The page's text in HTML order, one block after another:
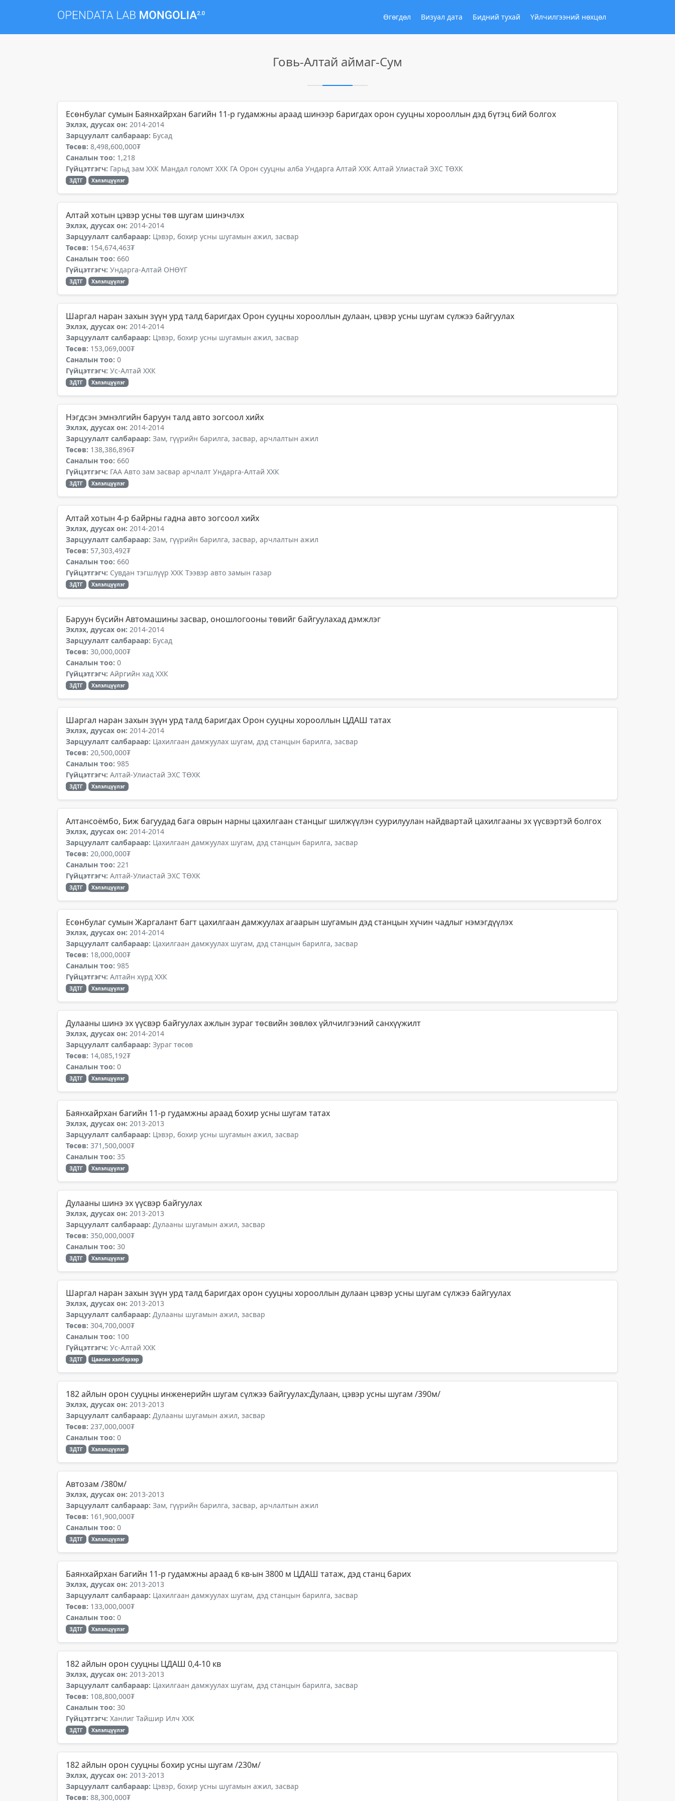
Өгөгдөл Визуал дата Бидний тухай Үйлчилгээний нөхцөл
Говь-Алтай аймаг-Сум
Есөнбулаг сумын Баянхайрхан багийн 11-р гудамжны араад шинээр баригдах орон сууцны хорооллын дэд бүтэц бий болгох
Эхлэх, дуусах он: 2014-2014
Зарцуулалт салбараар: Бусад
Төсөв: 8,498,600,000₮
Саналын тоо: 1,218
Гүйцэтгэгч: Гарьд зам ХХК Мандал голомт ХХК ГА Орон сууцны алба Ундарга Алтай ХХК Алтай Улиастай ЭХС ТӨХК
ЗДТГ Хэлэлцүүлэг
Алтай хотын цэвэр усны төв шугам шинэчлэх
Эхлэх, дуусах он: 2014-2014
Зарцуулалт салбараар: Цэвэр, бохир усны шугамын ажил, засвар
Төсөв: 154,674,463₮
Саналын тоо: 660
Гүйцэтгэгч: Ундарга-Алтай ОНӨҮГ
ЗДТГ Хэлэлцүүлэг
Шаргал наран захын зүүн урд талд баригдах Орон сууцны хорооллын дулаан, цэвэр усны шугам сүлжээ байгуулах
Эхлэх, дуусах он: 2014-2014
Зарцуулалт салбараар: Цэвэр, бохир усны шугамын ажил, засвар
Төсөв: 153,069,000₮
Саналын тоо: 0
Гүйцэтгэгч: Ус-Алтай ХХК
ЗДТГ Хэлэлцүүлэг
Нэгдсэн эмнэлгийн баруун талд авто зогсоол хийх
Эхлэх, дуусах он: 2014-2014
Зарцуулалт салбараар: Зам, гүүрийн барилга, засвар, арчлалтын ажил
Төсөв: 138,386,896₮
Саналын тоо: 660
Гүйцэтгэгч: ГАА Авто зам засвар арчлалт Ундарга-Алтай ХХК
ЗДТГ Хэлэлцүүлэг
Алтай хотын 4-р байрны гадна авто зогсоол хийх
Эхлэх, дуусах он: 2014-2014
Зарцуулалт салбараар: Зам, гүүрийн барилга, засвар, арчлалтын ажил
Төсөв: 57,303,492₮
Саналын тоо: 660
Гүйцэтгэгч: Сувдан тэгшлүүр ХХК Тээвэр авто замын газар
ЗДТГ Хэлэлцүүлэг
Баруун бүсийн Автомашины засвар, оношлогооны төвийг байгуулахад дэмжлэг
Эхлэх, дуусах он: 2014-2014
Зарцуулалт салбараар: Бусад
Төсөв: 30,000,000₮
Саналын тоо: 0
Гүйцэтгэгч: Айргийн хад ХХК
ЗДТГ Хэлэлцүүлэг
Шаргал наран захын зүүн урд талд баригдах Орон сууцны хорооллын ЦДАШ татах
Эхлэх, дуусах он: 2014-2014
Зарцуулалт салбараар: Цахилгаан дамжуулах шугам, дэд станцын барилга, засвар
Төсөв: 20,500,000₮
Саналын тоо: 985
Гүйцэтгэгч: Алтай-Улиастай ЭХС ТӨХК
ЗДТГ Хэлэлцүүлэг
Алтансоёмбо, Биж багуудад бага оврын нарны цахилгаан станцыг шилжүүлэн суурилуулан найдвартай цахилгааны эх үүсвэртэй болгох
Эхлэх, дуусах он: 2014-2014
Зарцуулалт салбараар: Цахилгаан дамжуулах шугам, дэд станцын барилга, засвар
Төсөв: 20,000,000₮
Саналын тоо: 221
Гүйцэтгэгч: Алтай-Улиастай ЭХС ТӨХК
ЗДТГ Хэлэлцүүлэг
Есөнбулаг сумын Жаргалант багт цахилгаан дамжуулах агаарын шугамын дэд станцын хүчин чадлыг нэмэгдүүлэх
Эхлэх, дуусах он: 2014-2014
Зарцуулалт салбараар: Цахилгаан дамжуулах шугам, дэд станцын барилга, засвар
Төсөв: 18,000,000₮
Саналын тоо: 985
Гүйцэтгэгч: Алтайн хүрд ХХК
ЗДТГ Хэлэлцүүлэг
Дулааны шинэ эх үүсвэр байгуулах ажлын зураг төсвийн зөвлөх үйлчилгээний санхүүжилт
Эхлэх, дуусах он: 2014-2014
Зарцуулалт салбараар: Зураг төсөв
Төсөв: 14,085,192₮
Саналын тоо: 0
ЗДТГ Хэлэлцүүлэг
Баянхайрхан багийн 11-р гудамжны араад бохир усны шугам татах
Эхлэх, дуусах он: 2013-2013
Зарцуулалт салбараар: Цэвэр, бохир усны шугамын ажил, засвар
Төсөв: 371,500,000₮
Саналын тоо: 35
ЗДТГ Хэлэлцүүлэг
Дулааны шинэ эх үүсвэр байгуулах
Эхлэх, дуусах он: 2013-2013
Зарцуулалт салбараар: Дулааны шугамын ажил, засвар
Төсөв: 350,000,000₮
Саналын тоо: 30
ЗДТГ Хэлэлцүүлэг
Шаргал наран захын зүүн урд талд баригдах орон сууцны хорооллын дулаан цэвэр усны шугам сүлжээ байгуулах
Эхлэх, дуусах он: 2013-2013
Зарцуулалт салбараар: Дулааны шугамын ажил, засвар
Төсөв: 304,700,000₮
Саналын тоо: 100
Гүйцэтгэгч: Ус-Алтай ХХК
ЗДТГ Цаасан хэлбэрээр
182 айлын орон сууцны инженерийн шугам сүлжээ байгуулах:Дулаан, цэвэр усны шугам /390м/
Эхлэх, дуусах он: 2013-2013
Зарцуулалт салбараар: Дулааны шугамын ажил, засвар
Төсөв: 237,000,000₮
Саналын тоо: 0
ЗДТГ Хэлэлцүүлэг
Автозам /380м/
Эхлэх, дуусах он: 2013-2013
Зарцуулалт салбараар: Зам, гүүрийн барилга, засвар, арчлалтын ажил
Төсөв: 161,900,000₮
Саналын тоо: 0
ЗДТГ Хэлэлцүүлэг
Баянхайрхан багийн 11-р гудамжны араад 6 кв-ын 3800 м ЦДАШ татаж, дэд станц барих
Эхлэх, дуусах он: 2013-2013
Зарцуулалт салбараар: Цахилгаан дамжуулах шугам, дэд станцын барилга, засвар
Төсөв: 133,000,000₮
Саналын тоо: 0
ЗДТГ Хэлэлцүүлэг
182 айлын орон сууцны ЦДАШ 0,4-10 кв
Эхлэх, дуусах он: 2013-2013
Зарцуулалт салбараар: Цахилгаан дамжуулах шугам, дэд станцын барилга, засвар
Төсөв: 108,800,000₮
Саналын тоо: 30
Гүйцэтгэгч: Ханлиг Тайшир Илч ХХК
ЗДТГ Хэлэлцүүлэг
182 айлын орон сууцны бохир усны шугам /230м/
Эхлэх, дуусах он: 2013-2013
Зарцуулалт салбараар: Цэвэр, бохир усны шугамын ажил, засвар
Төсөв: 88,300,000₮